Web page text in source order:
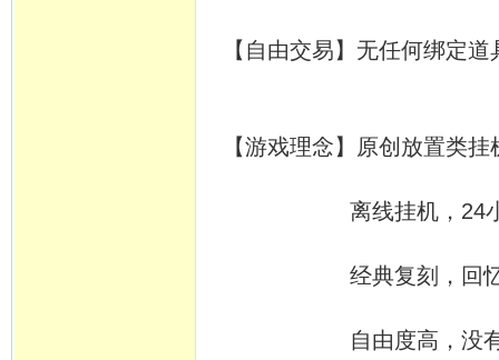
【自由交易】无任何绑定
【游戏理念】原创放置类
离线挂机，24小时开
经典复刻，回忆当年
自由度高，没有定时